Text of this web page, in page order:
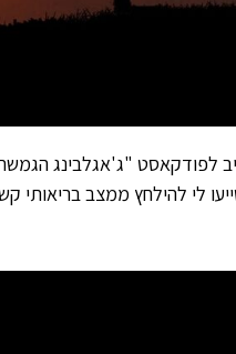
לפודקאסט "ג'אגלבינג
לי להילחץ ממצב בריאותי